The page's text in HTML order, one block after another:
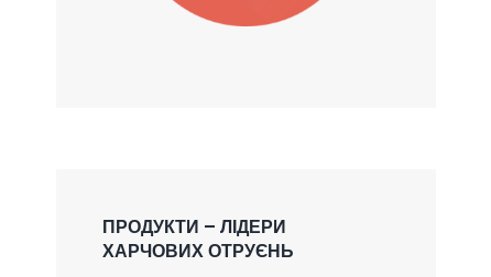
ПРОДУКТИ – ЛІДЕРИ
ХАРЧОВИХ ОТРУЄНЬ